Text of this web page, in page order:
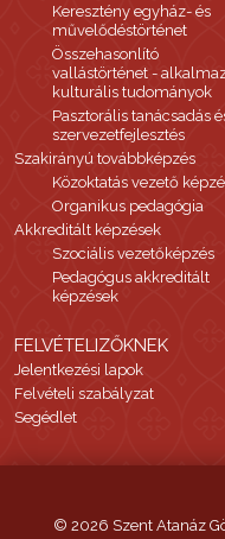
Keresztény egyház- és
művelődéstörténet
Összehasonlító
vallástörténet -
kulturális tudományok
Pasztorális tanácsadás
szervezetfejlesztés
Szakirányú továbbképzés
Közoktatás vezető
Organikus pedagógia
Akkreditált képzések
Szociális vezetőképzés
Pedagógus akkreditált
képzések
FELVÉTELIZŐKNEK
Jelentkezési lapok
Felvételi szabályzat
Segédlet
© 2026 Szent Atanáz